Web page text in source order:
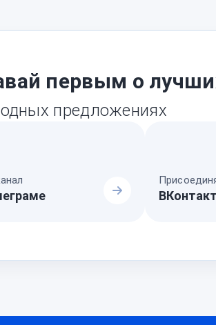
первым о
предложениях